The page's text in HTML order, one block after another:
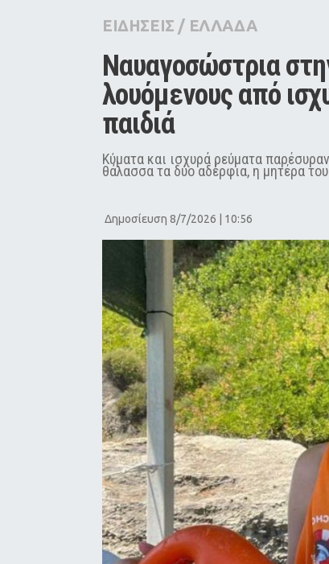
Pop Culture
Agenda
ΕΙΔΗΣΕΙΣ / ΕΛΛΑΔΑ
Ναυαγοσώστρια
λουόμενους από
παιδιά
Κύματα και ισχυρά ρεύματα
θάλασσα τα δύο αδέρφια, η μητέρα
Δημοσίευση 8/7/2026 | 10:56